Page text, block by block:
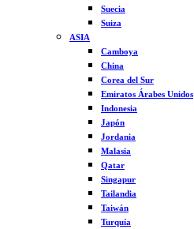
Suecia
Suiza
ASIA
Camboya
China
Corea del Sur
Emiratos Árabes Unidos
Indonesia
Japón
Jordania
Malasia
Qatar
Singapur
Tailandia
Taiwán
Turquía